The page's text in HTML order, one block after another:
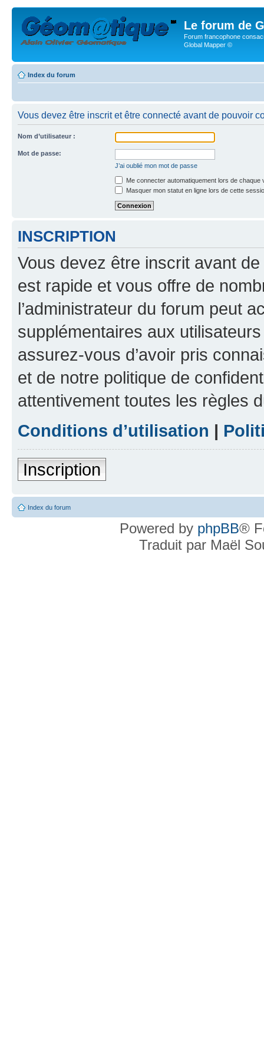
Le forum de
Forum francophone
Global Mapper ©
Index du forum
Vous devez être inscrit et être connecté avant de pouvoir
Nom d’utilisateur :
Mot de passe:
J’ai oublié mon mot de passe
Me connecter automatiquement lors de chaque
Masquer mon statut en ligne lors de cette
INSCRIPTION
Vous devez être inscrit avant
est rapide et vous offre de
l’administrateur du forum peut
supplémentaires aux
assurez-vous d’avoir pris
et de notre politique de
attentivement toutes les règles
Conditions d’utilisation |
Inscription
Index du forum
Powered by phpBB®
Traduit par Maël